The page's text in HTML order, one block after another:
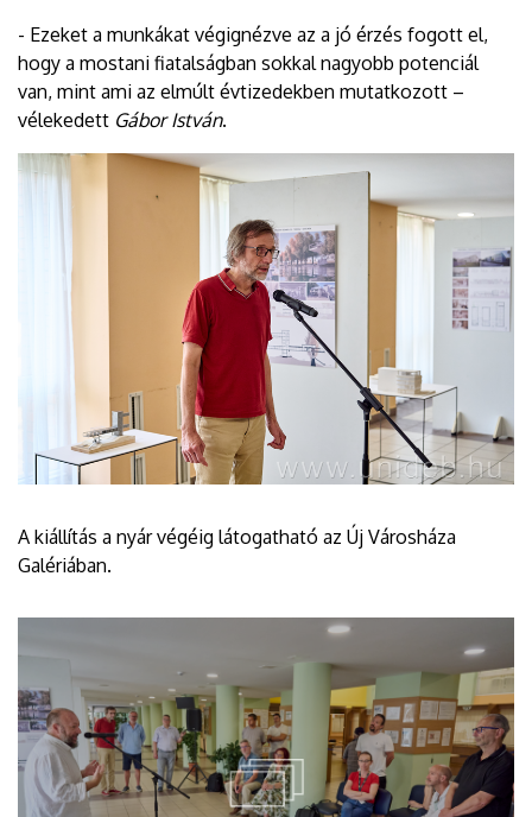
- Ezeket a munkákat végignézve az a jó érzés fogott el,
hogy a mostani fiatalságban sokkal nagyobb potenciál
van, mint ami az elmúlt évtizedekben mutatkozott –
vélekedett Gábor István.
A kiállítás a nyár végéig látogatható az Új Városháza
Galériában.